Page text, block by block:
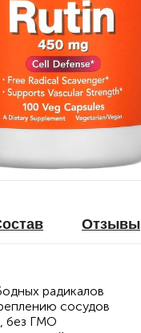
Отзывы
радикалов
сосудов
без ГМО